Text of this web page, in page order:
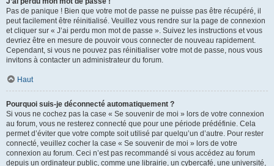
Pas de panique ! Bien que votre mot de passe ne puisse pas être récupéré, il
peut facilement être réinitialisé. Veuillez vous rendre sur la page de connexion
et cliquer sur « J’ai perdu mon mot de passe ». Suivez les instructions et vous
devriez être en mesure de pouvoir vous connecter de nouveau rapidement.
Cependant, si vous ne pouvez pas réinitialiser votre mot de passe, nous vous
invitons à contacter un administrateur du forum.
Haut
Pourquoi suis-je déconnecté automatiquement ?
Si vous ne cochez pas la case « Se souvenir de moi » lors de votre connexion
au forum, vous ne resterez connecté que pour une période prédéfinie. Cela
permet d’éviter que votre compte soit utilisé par quelqu’un d’autre. Pour rester
connecté, veuillez cocher la case « Se souvenir de moi » lors de votre
connexion au forum. Ceci n’est pas recommandé si vous accédez au forum
depuis un ordinateur public, comme une librairie, un cybercafé, une université,